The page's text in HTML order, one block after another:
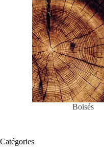
Boisés
Catégories